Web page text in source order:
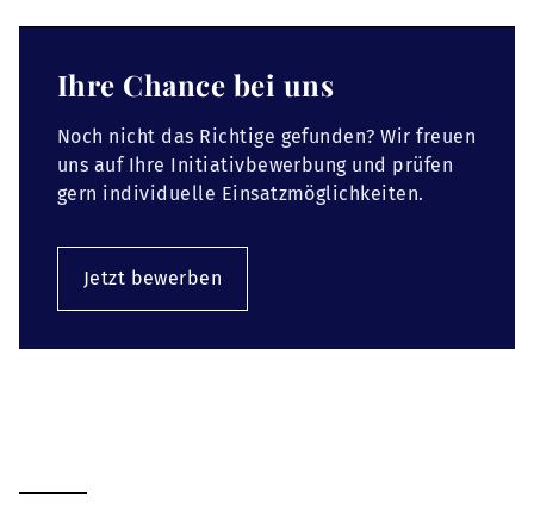
Ihre Chance bei uns
Noch nicht das Richtige gefunden? Wir freuen
uns auf Ihre Initiativbewerbung und prüfen
gern individuelle Einsatzmöglichkeiten.
Jetzt bewerben